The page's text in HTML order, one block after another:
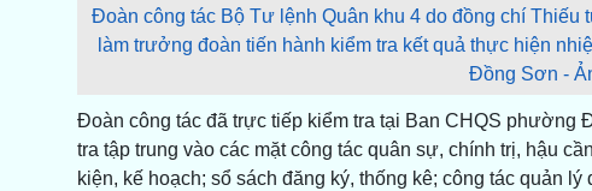
Đoàn công tác Bộ Tư lệnh Quân khu 4 do đồng chí
làm trưởng đoàn tiến hành kiểm tra kết quả thực hiện
Đồng Sơn -
Đoàn công tác đã trực tiếp kiểm tra tại Ban CHQS phường
tra tập trung vào các mặt công tác quân sự, chính trị, hậu
kiện, kế hoạch; sổ sách đăng ký, thống kê; công tác quản